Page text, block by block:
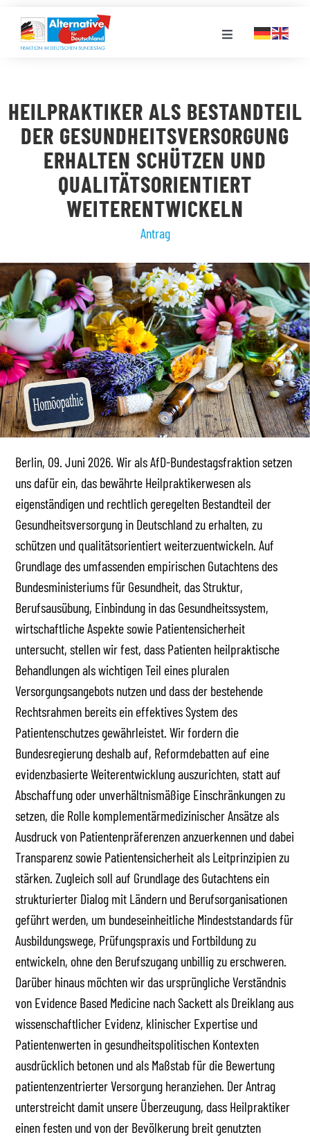
Inhalt
springen
Toggle
LANDESGRUPPEN
VERANSTALTUNGEN
STELLENPORTAL
MEDIATHEK
HEILPRAKTIKER ALS BESTANDTEIL
DER GESUNDHEITSVERSORGUNG
ERHALTEN SCHÜTZEN UND
QUALITÄTSORIENTIERT
WEITERENTWICKELN
Antrag
Berlin, 09. Juni 2026. Wir als AfD-Bundestagsfraktion setzen
uns dafür ein, das bewährte Heilpraktikerwesen als
eigenständigen und rechtlich geregelten Bestandteil der
Gesundheitsversorgung in Deutschland zu erhalten, zu
schützen und qualitätsorientiert weiterzuentwickeln. Auf
Grundlage des umfassenden empirischen Gutachtens des
Bundesministeriums für Gesundheit, das Struktur,
Berufsausübung, Einbindung in das Gesundheitssystem,
wirtschaftliche Aspekte sowie Patientensicherheit
untersucht, stellen wir fest, dass Patienten heilpraktische
Behandlungen als wichtigen Teil eines pluralen
Versorgungsangebots nutzen und dass der bestehende
Rechtsrahmen bereits ein effektives System des
Patientenschutzes gewährleistet. Wir fordern die
Bundesregierung deshalb auf, Reformdebatten auf eine
evidenzbasierte Weiterentwicklung auszurichten, statt auf
Abschaffung oder unverhältnismäßige Einschränkungen zu
setzen, die Rolle komplementärmedizinischer Ansätze als
Ausdruck von Patientenpräferenzen anzuerkennen und dabei
Transparenz sowie Patientensicherheit als Leitprinzipien zu
stärken. Zugleich soll auf Grundlage des Gutachtens ein
strukturierter Dialog mit Ländern und Berufsorganisationen
geführt werden, um bundeseinheitliche Mindeststandards für
Ausbildungswege, Prüfungspraxis und Fortbildung zu
entwickeln, ohne den Berufszugang unbillig zu erschweren.
Darüber hinaus möchten wir das ursprüngliche Verständnis
von Evidence Based Medicine nach Sackett als Dreiklang aus
wissenschaftlicher Evidenz, klinischer Expertise und
Patientenwerten in gesundheitspolitischen Kontexten
ausdrücklich betonen und als Maßstab für die Bewertung
patientenzentrierter Versorgung heranziehen. Der Antrag
unterstreicht damit unsere Überzeugung, dass Heilpraktiker
einen festen und von der Bevölkerung breit genutzten